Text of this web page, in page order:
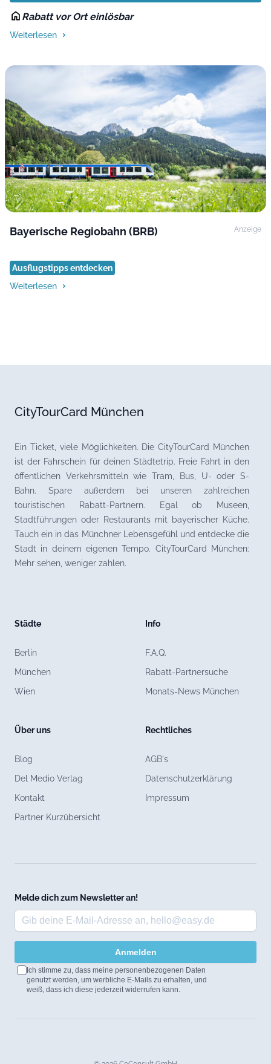
Rabatt vor Ort einlösbar
Weiterlesen
Bayerische Regiobahn (BRB) Anzeige
Ausflugstipps entdecken
Weiterlesen
CityTourCard München
Ein Ticket, viele Möglichkeiten. Die CityTourCard München
ist der Fahrschein für deinen Städtetrip. Freie Fahrt in den
öffentlichen Verkehrsmitteln wie Tram, Bus, U- oder S-
Bahn. Spare außerdem bei unseren zahlreichen
touristischen Rabatt-Partnern. Egal ob Museen,
Stadtführungen oder Restaurants mit bayerischer Küche.
Tauch ein in das Münchner Lebensgefühl und entdecke die
Stadt in deinem eigenen Tempo. CityTourCard München:
Mehr sehen, weniger zahlen.
Städte
Berlin
München
Wien
Über uns
Blog
Del Medio Verlag
Kontakt
Partner Kurzübersicht
Info
F.A.Q.
Rabatt-Partnersuche
Monats-News München
Rechtliches
AGB's
Datenschutzerklärung
Impressum
Melde dich zum Newsletter an!
Anmelden
Ich stimme zu, dass meine personenbezogenen Daten
genutzt werden, um werbliche E-Mails zu erhalten, und
weiß, dass ich diese jederzeit widerrufen kann.